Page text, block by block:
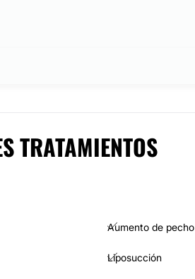
TRATAMIENTOS
Aumento de pecho
Liposucción